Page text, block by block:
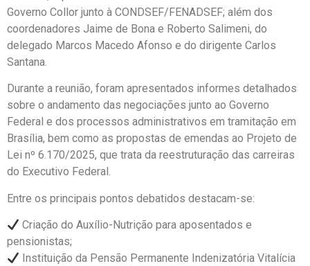
Governo Collor junto à CONDSEF/FENADSEF; além dos
coordenadores Jaime de Bona e Roberto Salimeni, do
delegado Marcos Macedo Afonso e do dirigente Carlos
Santana.
Durante a reunião, foram apresentados informes detalhados
sobre o andamento das negociações junto ao Governo
Federal e dos processos administrativos em tramitação em
Brasília, bem como as propostas de emendas ao Projeto de
Lei nº 6.170/2025, que trata da reestruturação das carreiras
do Executivo Federal.
Entre os principais pontos debatidos destacam-se:
Criação do Auxílio-Nutrição para aposentados e
pensionistas;
Instituição da Pensão Permanente Indenizatória Vitalícia